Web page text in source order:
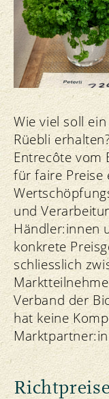
Wie viel soll
Rüebli
Entrecôte vom
für faire Preise
und
Händler:innen
konkrete
schliesslich
Verband der
hat keine